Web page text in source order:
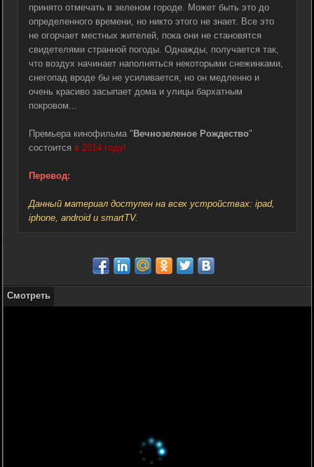
принято отмечать в зеленом городе. Может быть это до
определенного времени, но никто этого не знает. Все это
не огорчает местных жителей, пока они не становятся
свидетелями странной погоды. Однажды, получается так,
что воздух начинает наполняться некоторыми снежинками,
снегопад вроде бы не усиливается, но он медленно и
очень красиво засыпает дома и улицы бархатным
покровом...
Премьера кинофильма " Вечнозеленое Рождество"
состоится в 2014 году!
Перевод:
Данный материал доступен на всех устройствах: ipad,
iphone, android и smartTV.
Смотреть